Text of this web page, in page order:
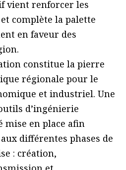
vient renforcer les
complète la palette
en faveur des
constitue la pierre
régionale pour le
et industriel. Une
d’ingénierie
mise en place afin
différentes phases de
: création,